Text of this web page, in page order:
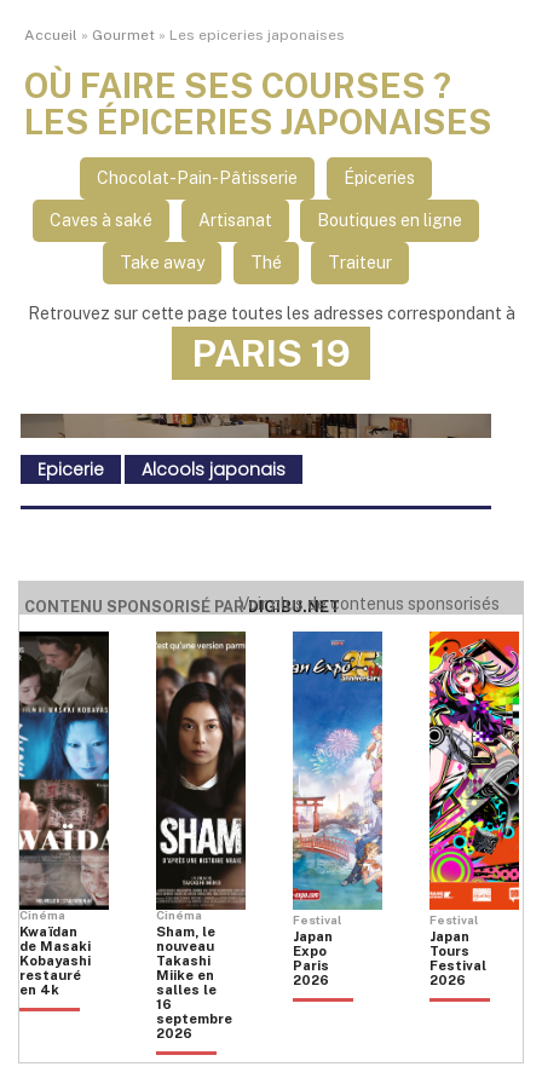
Accueil » Gourmet » Les epiceries japonaises
OÙ FAIRE SES COURSES ?
LES ÉPICERIES JAPONAISES
Chocolat-Pain-Pâtisserie Épiceries
Caves à saké Artisanat Boutiques en ligne
Take away Thé Traiteur
Retrouvez sur cette page toutes les adresses correspondant à
PARIS 19
UMAÏ
Epicerie Alcools japonais
CONTENU SPONSORISÉ PARDIGIBU.NET
Voir plus de contenus sponsorisés
Cinéma
Kwaïdan
de Masaki
Kobayashi
restauré
en 4k
Cinéma
Sham, le
nouveau
Takashi
Miike en
salles le
16
septembre
2026
Festival
Japan
Expo
Paris
2026
Festival
Japan
Tours
Festival
2026